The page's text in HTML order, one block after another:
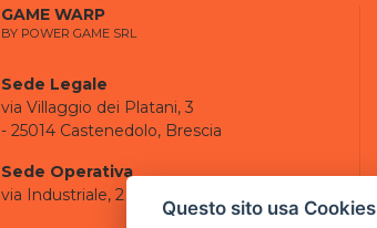
GAME WARP
BY POWER GAME SRL
Sede Legale
via Villaggio dei Platani, 3
- 25014 Castenedolo, Brescia
Sede Operativa
via Industriale, 2 - 25082 Botticino, BS
Questo sito usa Cookies